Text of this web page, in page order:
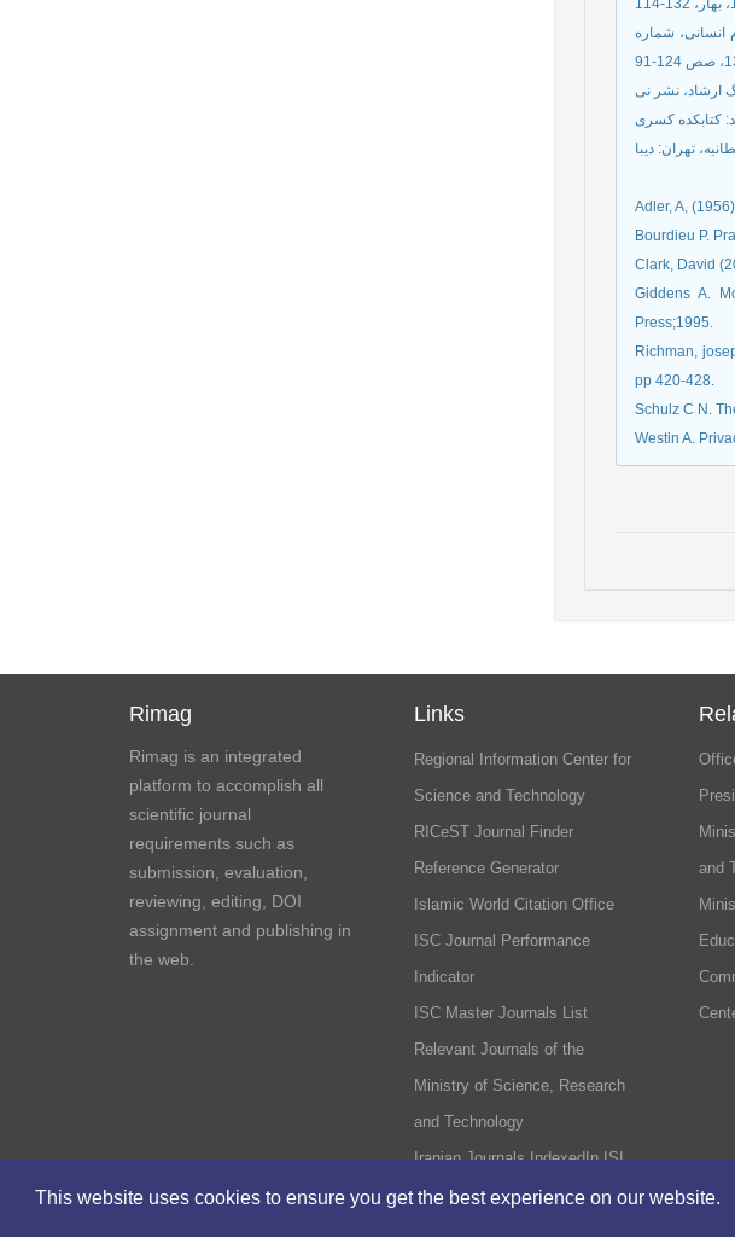
This website uses cookies to ensure you get the best experience on our website.
انسانی، شماره
Adler, A,
Bourdieu P.
Clark, David
Giddens A.
Press;1995.
Richman,
pp 420-428.
Schulz C N.
Westin A.
Rimag
Rimag is an integrated
platform to accomplish all
scientific journal
requirements such as
submission, evaluation,
reviewing, editing, DOI
assignment and publishing in
the web.
Links
Regional Information Center for
Science and Technology
RICeST Journal Finder
Reference Generator
Islamic World Citation Office
ISC Journal Performance
Indicator
ISC Master Journals List
Relevant Journals of the
Ministry of Science, Research
and Technology
Iranian Journals IndexedIn ISI
and